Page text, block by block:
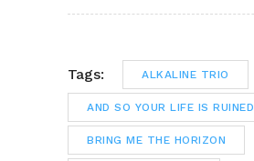
Tags: ALKALINE TRIO
AND SO YOUR LIFE IS RUINED
BRING ME THE HORIZON